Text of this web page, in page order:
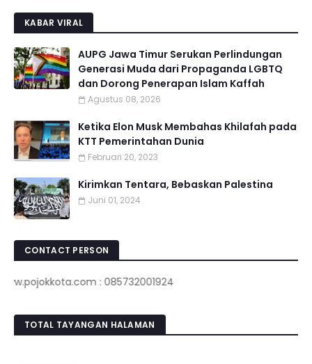
KABAR VIRAL
AUPG Jawa Timur Serukan Perlindungan
Generasi Muda dari Propaganda LGBTQ
dan Dorong Penerapan Islam Kaffah
Agustus 08, 2026
Ketika Elon Musk Membahas Khilafah pada
KTT Pemerintahan Dunia
Februari 20, 2023
Kirimkan Tentara, Bebaskan Palestina
Juni 01, 2024
CONTACT PERSON
: 085732001924
TOTAL TAYANGAN HALAMAN